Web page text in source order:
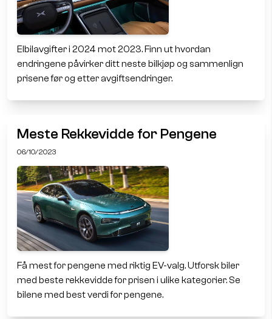
Elbilavgifter i 2024 mot 2023. Finn ut hvordan
endringene påvirker ditt neste bilkjøp og sammenlign
prisene før og etter avgiftsendringer.
Meste Rekkevidde for Pengene
06/10/2023
Få mest for pengene med riktig EV-valg. Utforsk biler
med beste rekkevidde for prisen i ulike kategorier. Se
bilene med best verdi for pengene.